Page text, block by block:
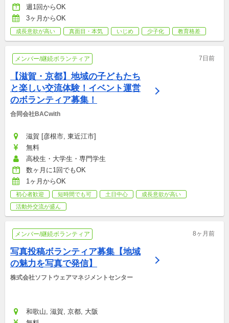
週1回からOK
3ヶ月からOK
成長意欲が高い 真面目・本気 いじめ 少子化 教育格差
メンバー/継続ボランティア 7日前
【滋賀・京都】地域の子どもたち
と楽しい交流体験！イベント運営
のボランティア募集！
合同会社BACwith
滋賀 [彦根市, 東近江市]
無料
高校生・大学生・専門学生
数ヶ月に1回でもOK
1ヶ月からOK
初心者歓迎 短時間でも可 土日中心
成長意欲が高い
活動外交流が盛ん
メンバー/継続ボランティア 8ヶ月前
写真投稿ボランティア募集【地域
の魅力を写真で発信】
株式会社ソフトウェアマネジメントセンター
和歌山, 滋賀, 京都, 大阪